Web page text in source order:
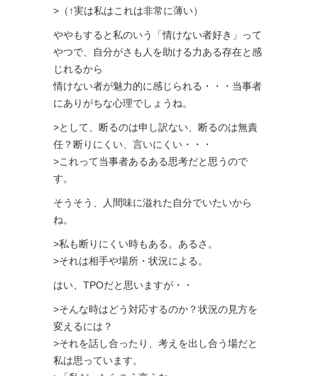
>（↑実は私はこれは非常に薄い）
ややもすると私のいう「情けない者好き」って
やつで、自分がさも人を助ける力ある存在と感
じれるから
情けない者が魅力的に感じられる・・・当事者
にありがちな心理でしょうね。
>として、断るのは申し訳ない、断るのは無責
任？断りにくい、言いにくい・・・
>これって当事者あるある思考だと思うので
す。
そうそう、人間味に溢れた自分でいたいから
ね。
>私も断りにくい時もある。あるさ。
>それは相手や場所・状況による。
はい、TPOだと思いますが・・
>そんな時はどう対応するのか？状況の見方を
変えるには？
>それを話し合ったり、考えを出し合う場だと
私は思っています。